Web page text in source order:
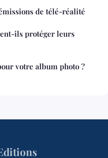
de télé-réalité
ils protéger leurs
votre album photo ?